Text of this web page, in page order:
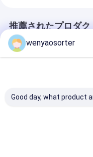
推薦されたプロダク
wenyaosorter
Good day, what product